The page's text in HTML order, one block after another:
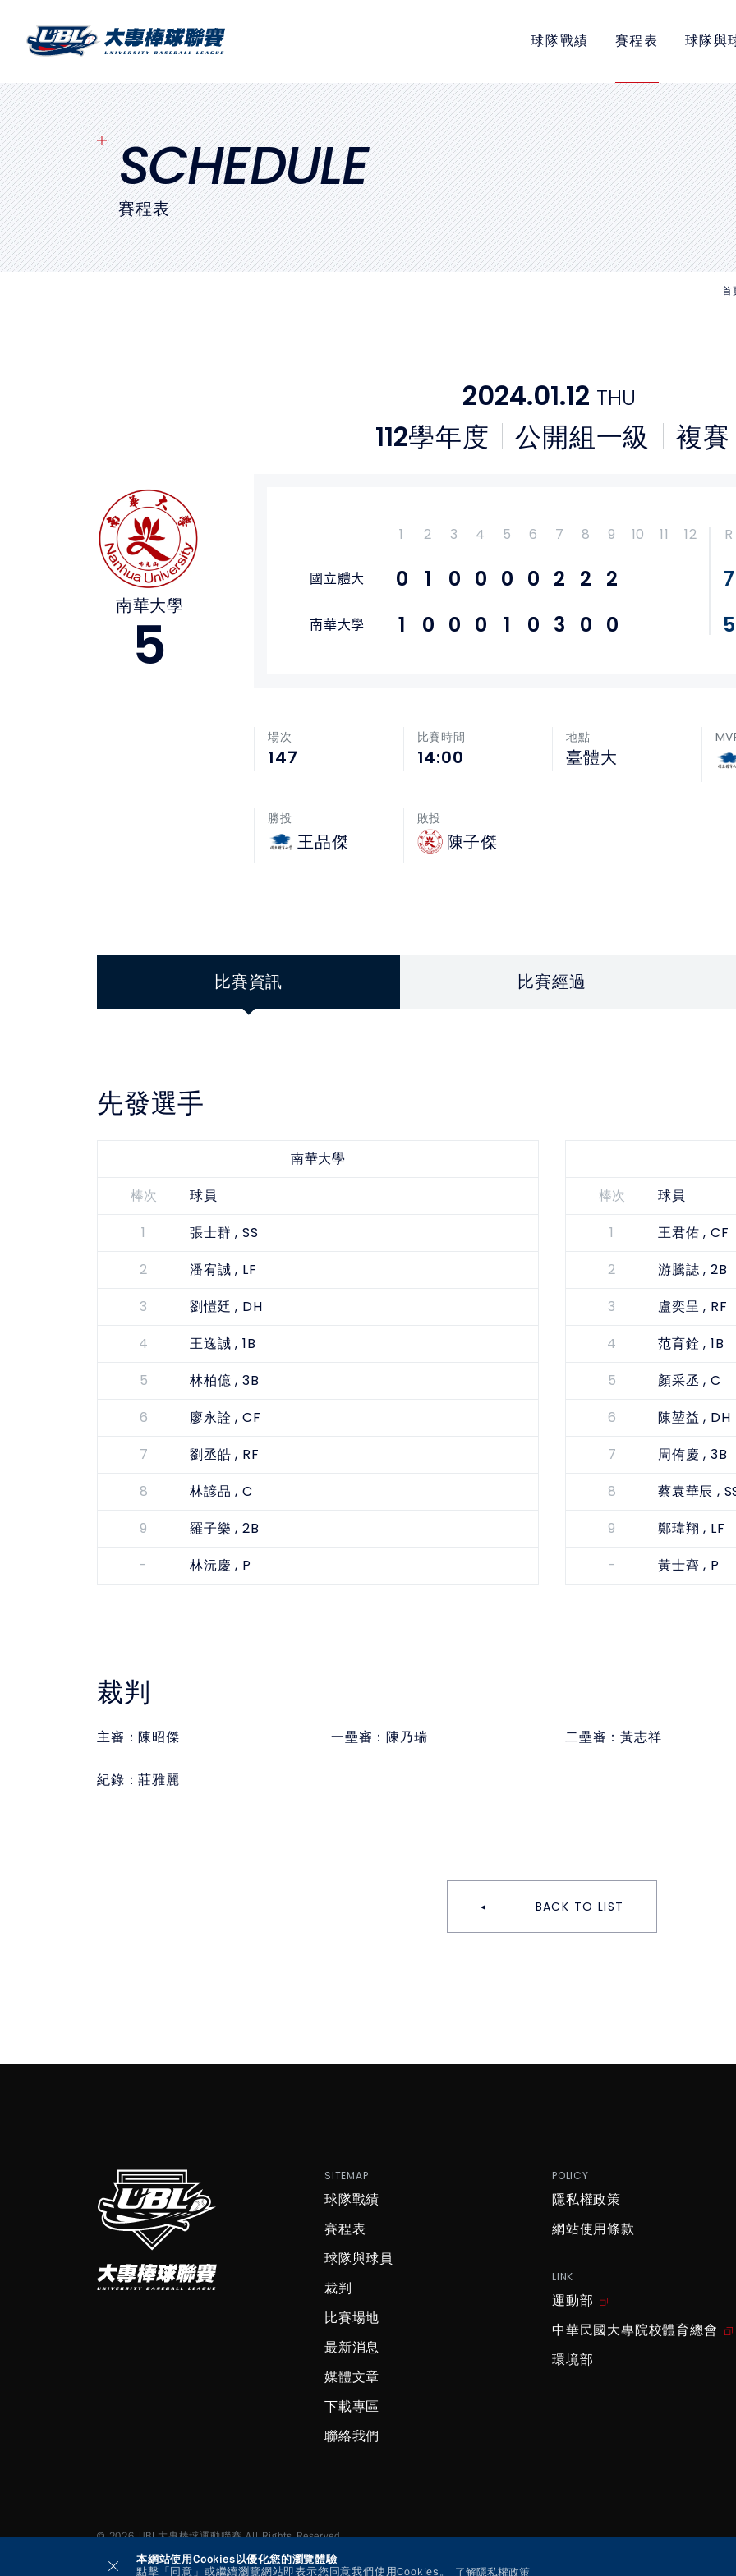
球隊戰績 賽程表 球隊與
SITEMAP
首頁
球隊戰績
賽程表
球隊與球員
裁判
隱私權政策
網站使用條款
LINK
教育部體育署
中華民國大專院校體育總會
SCHEDULE
賽程表
首
2024.01.12 THU
112學年度 公開組一級 複賽
南華大學
5
1 2 3 4 5 6 7 8 9 10 11 12 R
國立體大 0 1 0 0 0 0 2 2 2 7
南華大學 1 0 0 0 1 0 3 0 0 5
場次
147
比賽時間
14:00
地點
臺體大
勝投
王品傑
敗投
陳子傑
比賽資訊 比賽經過
先發選手
南華大學
棒次 球員
1 張士群 , SS
2
潘宥誠 , LF
3
劉愷廷 , DH
4
王逸誠 , 1B
5
林柏億 , 3B
6
廖永詮 , CF
7
劉丞皓 , RF
8
林諺品 , C
9
羅子樂 , 2B
-
林沅慶 , P
棒次 球員
1 王君佑 , CF
2
游騰誌 , 2B
3
盧奕呈 , RF
4
范育銓 , 1B
5
顏采丞 , C
6
陳堃益 , DH
7
周侑慶 , 3B
8
蔡袁華辰 ,
9
鄭瑋翔 , LF
-
黃士齊 , P
裁判
主審： 陳昭傑 一壘審： 陳乃瑞 二壘審：黃志祥
紀錄：莊雅麗
BACK TO LIST
SITEMAP
球隊戰績
賽程表
球隊與球員
裁判
比賽場地
最新消息
媒體文章
下載專區
聯絡我們
POLICY
隱私權政策
網站使用條款
LINK
運動部
中華民國大專院校體育總會
環境部
© 2026 UBL大專棒球運動聯賽 All Rights Reserved.
本網站使用Cookies以優化您的瀏覽體驗
點擊「同意」或繼續瀏覽網站即表示您同意我們使用Cookies。 了解隱私權政策